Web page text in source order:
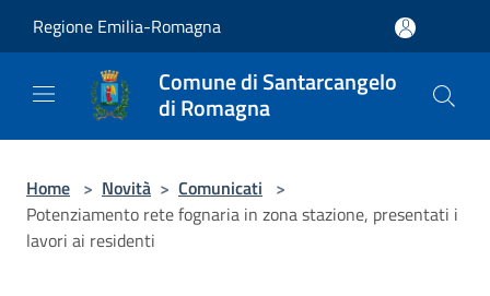
Regione Emilia-Romagna
Comune di Santarcangelo
di Romagna
Home > Novità > Comunicati >
Potenziamento rete fognaria in zona stazione, presentati i
lavori ai residenti